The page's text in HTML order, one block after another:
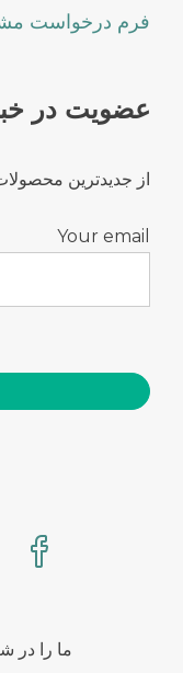
فرم درخواست
عضویت در
از جدیدترین
Your email
ما را در